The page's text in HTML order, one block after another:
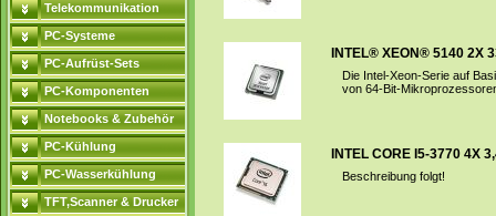
Telekommunikation
PC-Systeme
PC-Aufrüst-Sets
PC-Komponenten
Notebooks & Zubehör
PC-Kühlung
PC-Wasserkühlung
TFT,Scanner & Drucker
INTEL® XEON® 5140 2X
Die Intel-Xeon-Serie auf
von 64-Bit-
INTEL CORE I5-3770 4X
Beschreibung folgt!